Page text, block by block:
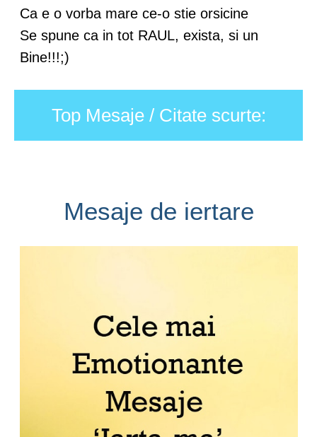
Ca e o vorba mare ce-o stie orsicine
Se spune ca in tot RAUL, exista, si un
Bine!!!;)
Top Mesaje / Citate scurte:
Mesaje de iertare